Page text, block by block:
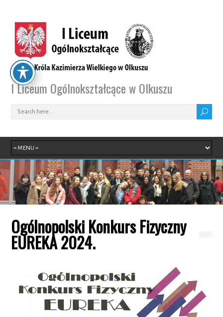
I Liceum Ogólnokształcące w Olkuszu
Ogólnopolski Konkurs Fizyczny
EUREKA 2024.